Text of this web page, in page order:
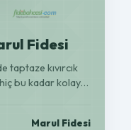
Fidesi
taptaze kıvırcık
bu kadar kolay
Marul Fidesi